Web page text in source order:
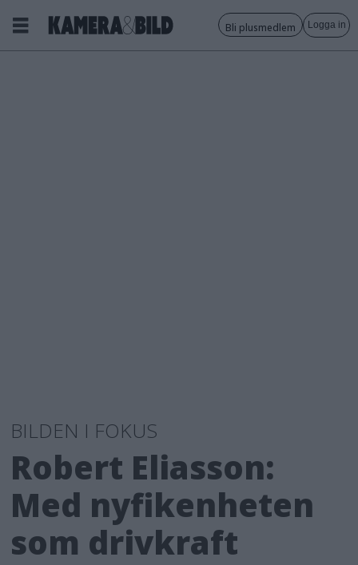
Bli plusmedlem Logga in
BILDEN I FOKUS
Robert Eliasson:
Med nyfikenheten
som drivkraft